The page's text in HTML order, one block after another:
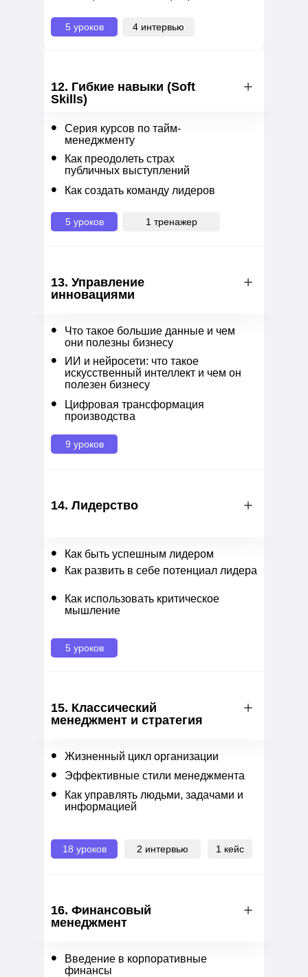
5 уроков 4 интервью
12. Гибкие навыки (Soft
Skills)
Как создать команду лидеров
•
Как преодолеть страх
публичных выступлений
•
Серия курсов по тайм-
менеджменту
•
5 уроков 1 тренажер
13. Управление
инновациями
Цифровая трансформация
производства
•
ИИ и нейросети: что такое
искусственный интеллект и чем он
полезен бизнесу
•
Что такое большие данные и чем
они полезны бизнесу
•
9 уроков
14. Лидерство
Как использовать критическое
мышление
•
Как развить в себе потенциал лидера
•
Как быть успешным лидером
•
5 уроков
15. Классический
менеджмент и стратегия
Как управлять людьми, задачами и
информацией
•
Эффективные стили менеджмента
•
Жизненный цикл организации
•
18 уроков 2 интервью 1 кейс
16. Финансовый
менеджмент
Введение в корпоративные
финансы
•